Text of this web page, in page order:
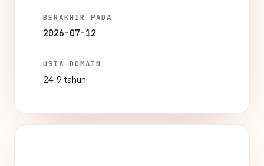
BERAKHIR PADA
2026-07-12
USIA DOMAIN
24.9 tahun